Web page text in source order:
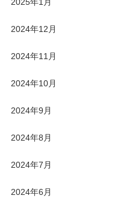
2024年12月
2024年11月
2024年10月
2024年9月
2024年8月
2024年7月
2024年6月